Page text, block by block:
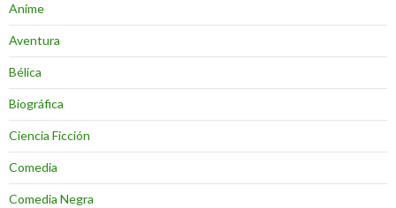
Anime
Aventura
Bélica
Biográfica
Ciencia Ficción
Comedia
Comedia Negra